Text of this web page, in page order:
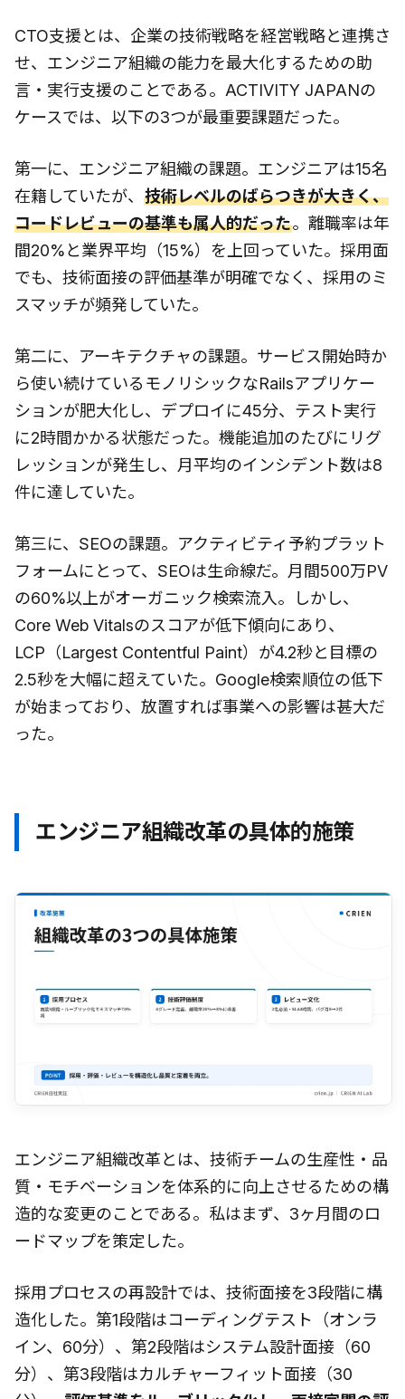
CTO支援とは、企業の技術戦略を経営戦略と連携さ
せ、エンジニア組織の能力を最大化するための助
言・実行支援のことである。ACTIVITY JAPANの
ケースでは、以下の3つが最重要課題だった。
第一に、エンジニア組織の課題。エンジニアは15名
在籍していたが、 技術レベルのばらつきが大きく、
コードレビューの基準も属人的だった。離職率は年
間20%と業界平均（15%）を上回っていた。採用面
でも、技術面接の評価基準が明確でなく、採用のミ
スマッチが頻発していた。
第二に、アーキテクチャの課題。サービス開始時か
ら使い続けているモノリシックなRailsアプリケー
ションが肥大化し、デプロイに45分、テスト実行
に2時間かかる状態だった。機能追加のたびにリグ
レッションが発生し、月平均のインシデント数は8
件に達していた。
第三に、SEOの課題。アクティビティ予約プラット
フォームにとって、SEOは生命線だ。月間500万PV
の60%以上がオーガニック検索流入。しかし、
Core Web Vitalsのスコアが低下傾向にあり、
LCP（Largest Contentful Paint）が4.2秒と目標の
2.5秒を大幅に超えていた。Google検索順位の低下
が始まっており、放置すれば事業への影響は甚大だ
った。
エンジニア組織改革の具体的施策
エンジニア組織改革とは、技術チームの生産性・品
質・モチベーションを体系的に向上させるための構
造的な変更のことである。私はまず、3ヶ月間のロ
ードマップを策定した。
採用プロセスの再設計では、技術面接を3段階に構
造化した。第1段階はコーディングテスト（オンラ
イン、60分）、第2段階はシステム設計面接（60
分）、第3段階はカルチャーフィット面接（30